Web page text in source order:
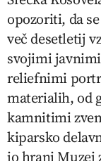
opozoriti, da
več desetletij
svojimi
reliefnimi
materialih, od
kamnitimi
kiparsko
jo hrani Muzej